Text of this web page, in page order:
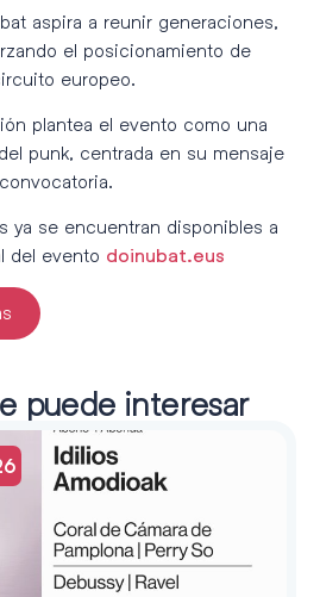
aspira a reunir generaciones,
el posicionamiento de
europeo.
plantea el evento como una
punk, centrada en su mensaje
ya se encuentran disponibles a
del evento doinubat.eus
puede interesar